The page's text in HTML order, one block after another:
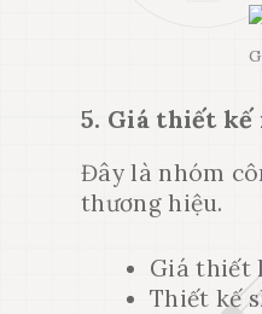
5. Giá thiết kế
Đây là nhóm
thương hiệu.
Giá thiết
Thiết kế